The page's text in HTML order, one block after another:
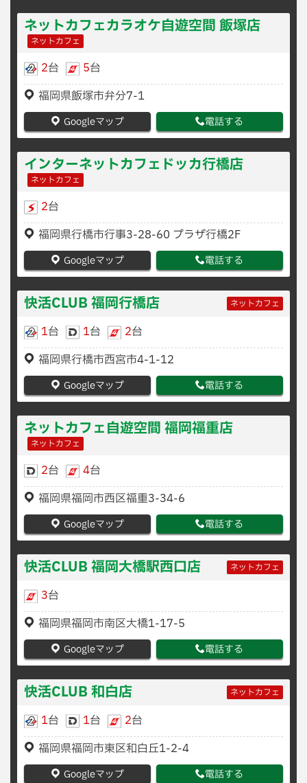
ネットカフェカラオケ自遊空間 飯塚店
ネットカフェ
2台 5台
福岡県飯塚市弁分7-1
Googleマップ 電話する
インターネットカフェドッカ行橋店
ネットカフェ
2台
福岡県行橋市行事3-28-60 プラザ行橋2F
Googleマップ 電話する
快活CLUB 福岡行橋店 ネットカフェ
1台 1台 2台
福岡県行橋市西宮市4-1-12
Googleマップ 電話する
ネットカフェ自遊空間 福岡福重店
ネットカフェ
2台 4台
福岡県福岡市西区福重3-34-6
Googleマップ 電話する
快活CLUB 福岡大橋駅西口店 ネットカフェ
3台
福岡県福岡市南区大橋1-17-5
Googleマップ 電話する
快活CLUB 和白店 ネットカフェ
1台 1台 2台
福岡県福岡市東区和白丘1-2-4
Googleマップ 電話する